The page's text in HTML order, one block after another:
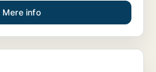
Mere info
værksted til leje i Nordsjælland